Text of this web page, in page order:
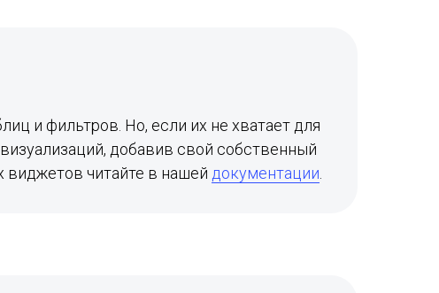
и фильтров. Но, если их не хватает для
добавив свой собственный
виджетов читайте в нашей документации